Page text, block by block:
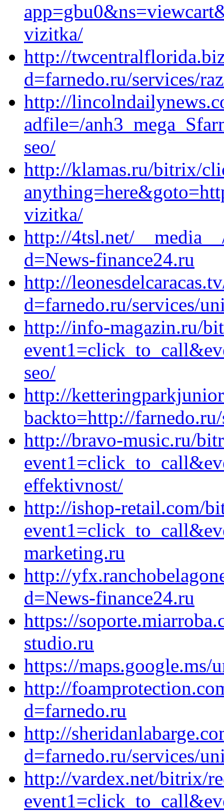
vizitka/
http://
d=farnedo.ru/services/
http://
adfile=/
seo/
http://klamas.ru/bitrix/
vizitka/
http://4tsl.net/
d=News-finance24.ru
http://
d=farnedo.ru/services/
http://info-magazin.ru/
seo/
http://
backto=http://
http://bravo-music.ru/
effektivnost/
http://ishop-retail.com/
marketing.ru
http://
d=News-finance24.ru
https://
studio.ru
https://
http://
d=farnedo.ru
http://
d=farnedo.ru/services/
http://vardex.net/bitrix/